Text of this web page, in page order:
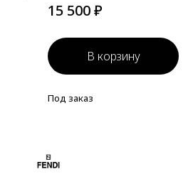
15 500 ₽
В корзину
Под заказ